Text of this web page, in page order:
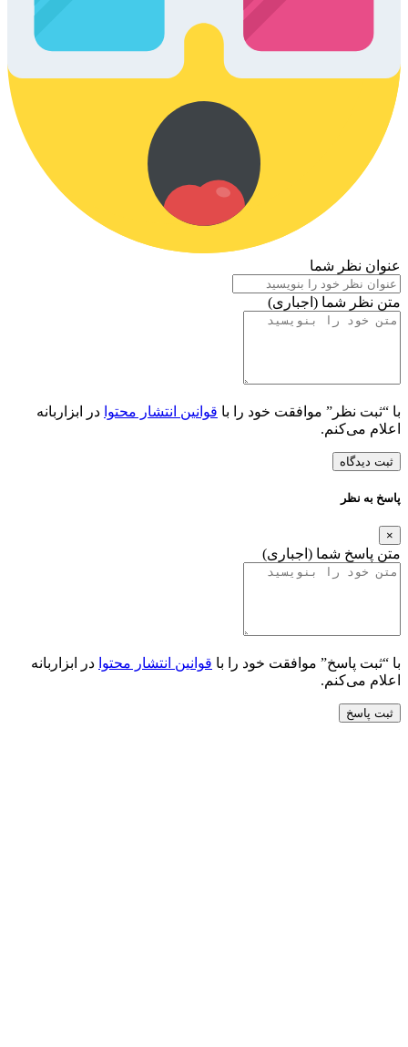
عنوان نظر شما
متن نظر شما (اجباری)
با “ثبت نظر” موافقت خود را با قوانین انتشار محتوا در ابزاربانه
اعلام می‌کنم.
ثبت دیدگاه
پاسخ به نظر
×
متن پاسخ شما (اجباری)
با “ثبت پاسخ” موافقت خود را با قوانین انتشار محتوا در ابزاربانه
اعلام می‌کنم.
ثبت پاسخ